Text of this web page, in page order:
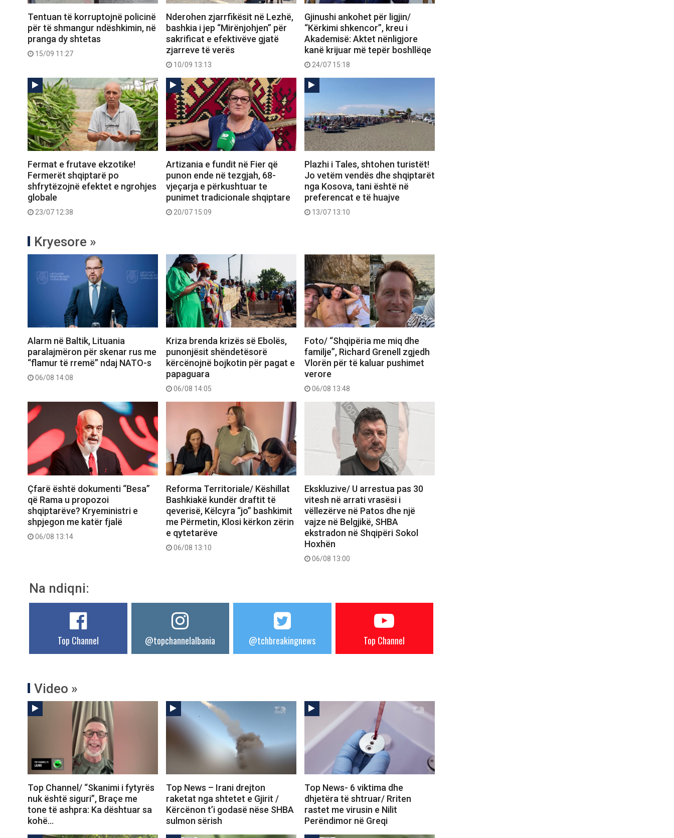
Tentuan të korruptojnë policinë
për të shmangur ndëshkimin, në
pranga dy shtetas
15/09 11:27
Nderohen zjarrfikësit në Lezhë,
bashkia i jep “Mirënjohjen” për
sakrificat e efektivëve gjatë
zjarreve të verës
10/09 13:13
Gjinushi ankohet për ligjin/
“Kërkimi shkencor”, kreu i
Akademisë: Aktet nënligjore
kanë krijuar më tepër boshllëqe
24/07 15:18
Fermat e frutave ekzotike!
Fermerët shqiptarë po
shfrytëzojnë efektet e ngrohjes
globale
23/07 12:38
Artizania e fundit në Fier që
punon ende në tezgjah, 68-
vjeçarja e përkushtuar te
punimet tradicionale shqiptare
20/07 15:09
Plazhi i Tales, shtohen turistët!
Jo vetëm vendës dhe shqiptarët
nga Kosova, tani është në
preferencat e të huajve
13/07 13:10
Kryesore »
Alarm në Baltik, Lituania
paralajmëron për skenar rus me
“flamur të rremë” ndaj NATO-s
06/08 14:08
Kriza brenda krizës së Ebolës,
punonjësit shëndetësorë
kërcënojnë bojkotin për pagat e
papaguara
06/08 14:05
Foto/ “Shqipëria me miq dhe
familje”, Richard Grenell zgjedh
Vlorën për të kaluar pushimet
verore
06/08 13:48
Çfarë është dokumenti “Besa”
që Rama u propozoi
shqiptarëve? Kryeministri e
shpjegon me katër fjalë
06/08 13:14
Reforma Territoriale/ Këshillat
Bashkiakë kundër draftit të
qeverisë, Këlcyra “jo” bashkimit
me Përmetin, Klosi kërkon zërin
e qytetarëve
06/08 13:10
Ekskluzive/ U arrestua pas 30
vitesh në arrati vrasësi i
vëllezërve në Patos dhe një
vajze në Belgjikë, SHBA
ekstradon në Shqipëri Sokol
Hoxhën
06/08 13:00
Na ndiqni:
Top Channel @topchannelalbania @tchbreakingnews Top Channel
Video »
Top Channel/ “Skanimi i fytyrës
nuk është siguri”, Braçe me
tone të ashpra: Ka dështuar sa
kohë…
Top News – Irani drejton
raketat nga shtetet e Gjirit /
Kërcënon t’i godasë nëse SHBA
sulmon sërish
Top News- 6 viktima dhe
dhjetëra të shtruar/ Rriten
rastet me virusin e Nilit
Perëndimor në Greqi